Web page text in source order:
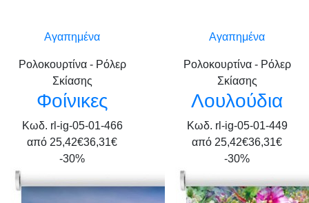
Αγαπημένα
Ρολοκουρτίνα - Ρόλερ
Σκίασης
Φοίνικες
Κωδ. rl-ig-05-01-466
από 25,42€36,31€
Αγαπημένα
Ρολοκουρτίνα - Ρόλερ
Σκίασης
Λουλούδια
Κωδ. rl-ig-05-01-449
από 25,42€36,31€
-30%
-30%